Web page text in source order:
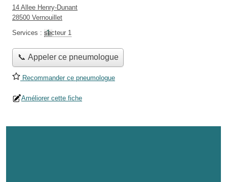
14 Allee Henry-Dunant
28500 Vernouillet
Services : secteur 1
📞 Appeler ce pneumologue
Recommander ce pneumologue
Améliorer cette fiche